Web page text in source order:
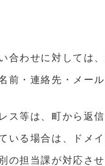
合わせに対しては
前・連絡先・メー
ス等は、町から返
いる場合は、ド
の担当課が対応さ